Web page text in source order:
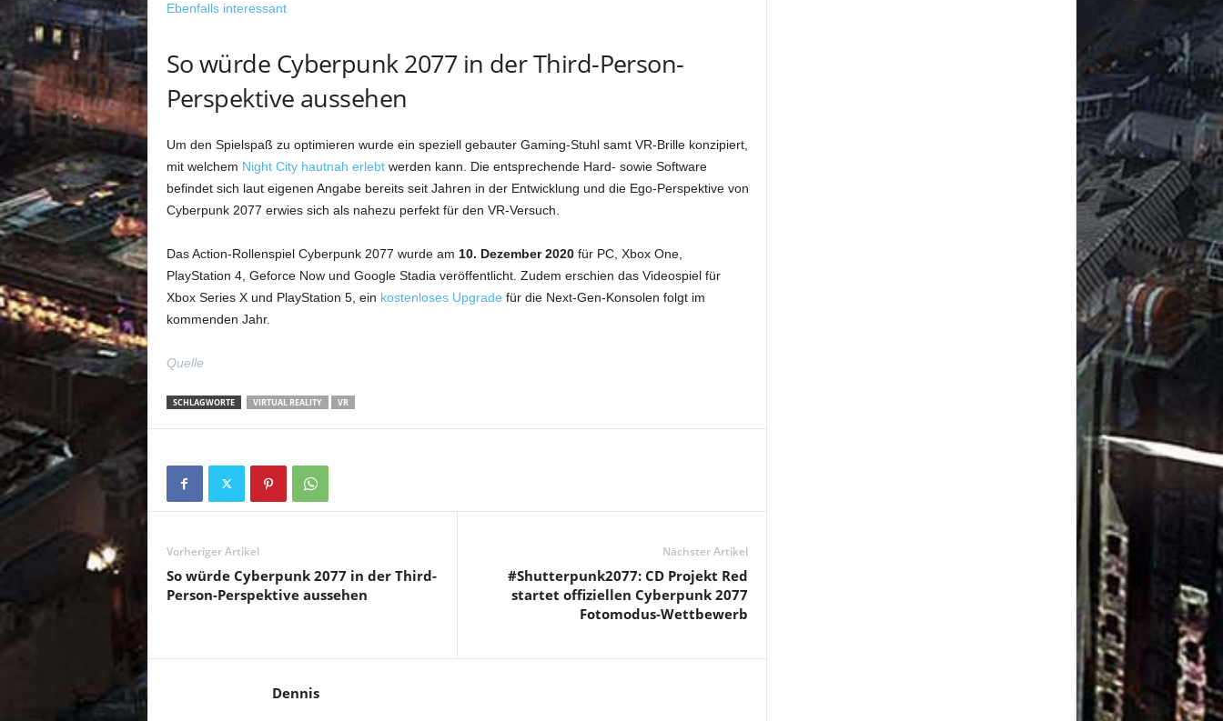
Ebenfalls interessant
So würde Cyberpunk 2077 in der Third-Person-
Perspektive aussehen
Um den Spielspaß zu optimieren wurde ein speziell gebauter Gaming-Stuhl samt VR-Brille konzipiert,
mit welchem Night City hautnah erlebtwerden kann. Die entsprechende Hard- sowie Software
befindet sich laut eigenen Angabe bereits seit Jahren in der Entwicklung und die Ego-Perspektive von
Cyberpunk 2077 erwies sich als nahezu perfekt für den VR-Versuch.
Das Action-Rollenspiel Cyberpunk 2077 wurde am 10. Dezember 2020für PC, Xbox One,
PlayStation 4, Geforce Now und Google Stadia veröffentlicht. Zudem erschien das Videospiel für
Xbox Series X und PlayStation 5, ein kostenloses Upgrade für die Next-Gen-Konsolen folgt im
kommenden Jahr.
Quelle
SCHLAGWORTE VIRTUAL REALITY VR
Vorheriger Artikel
So würde Cyberpunk 2077 in der Third-
Person-Perspektive aussehen
Nächster Artikel
#Shutterpunk2077: CD Projekt Red
startet offiziellen Cyberpunk 2077
Fotomodus-Wettbewerb
Dennis